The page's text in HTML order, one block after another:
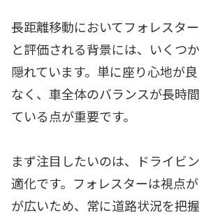
長距離移動においてフォレスタ
と評価される背景には、いくつ
隠れています。単に座り心地が
なく、車全体のバランスが長時
ている点が重要です。
まず注目したいのは、ドライビ
適化です。フォレスターは視点
が広いため、常に道路状況を把